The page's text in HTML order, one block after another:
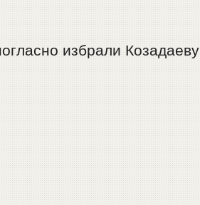
избрали Козадаеву